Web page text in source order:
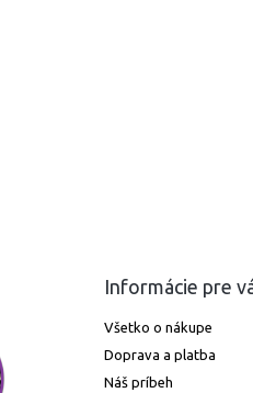
Informácie pre
Všetko o nákupe
Doprava a platba
Náš príbeh